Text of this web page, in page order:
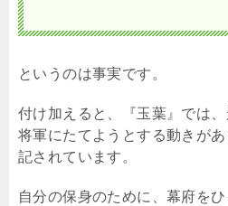
というのは事実です。
付け加えると、『玉葉』では
将軍にたてようとする動きが
記されています。
自分の保身のために、幕府を